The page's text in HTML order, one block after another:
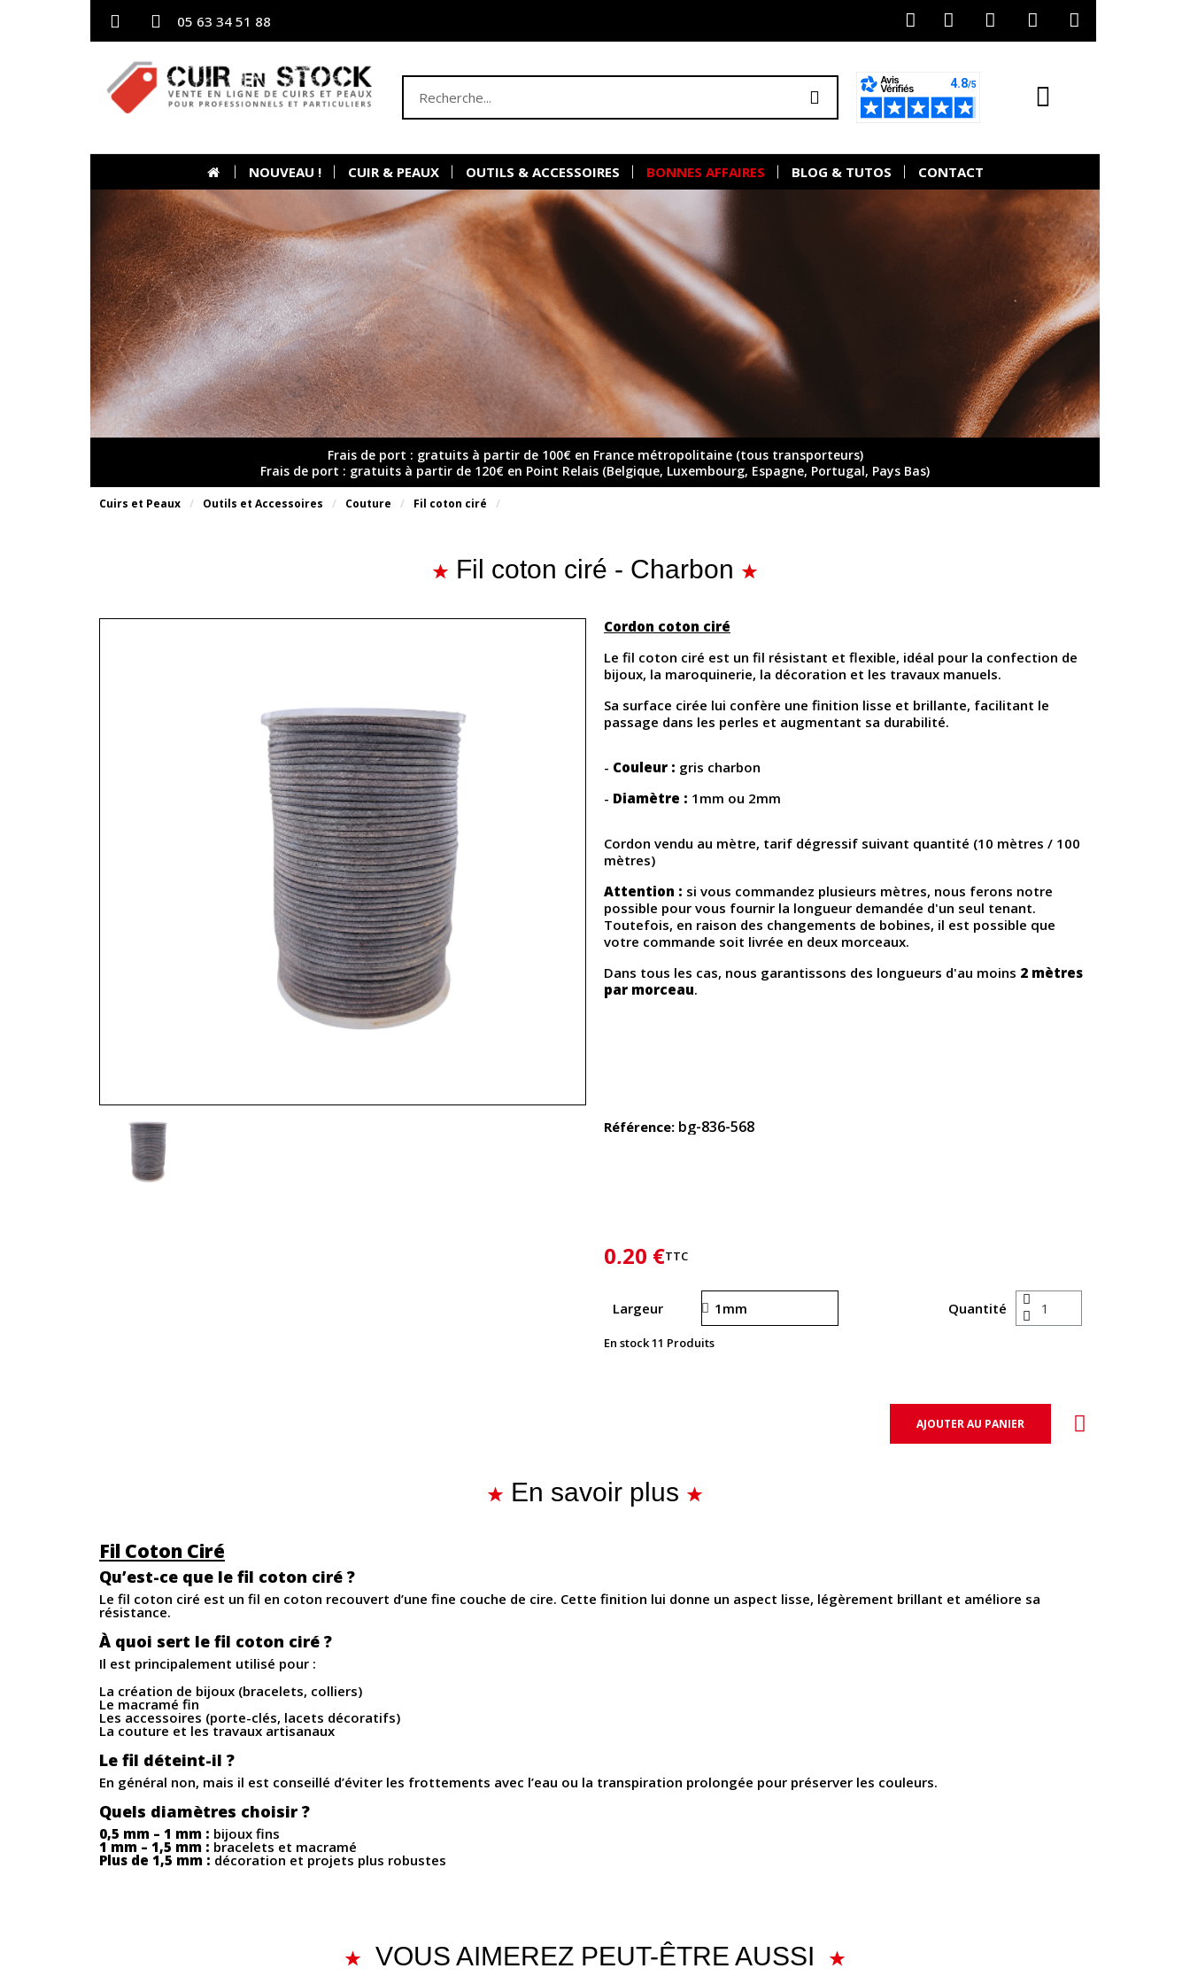
05 63 34 51 88
NOUVEAU ! CUIR & PEAUX OUTILS & ACCESSOIRES BONNES AFFAIRES BLOG & TUTOS CONTACT
Frais de port : gratuits à partir de 100€ en France métropolitaine (tous transporteurs)
Frais de port : gratuits à partir de 120€ en Point Relais (Belgique, Luxembourg, Espagne, Portugal, Pays Bas)
Cuirs et Peaux Outils et Accessoires Couture Fil coton ciré
Fil coton ciré - Charbon
Cordon coton ciré
Le fil coton ciré est un fil résistant et flexible, idéal pour la confection de
bijoux, la maroquinerie, la décoration et les travaux manuels.
Sa surface cirée lui confère une finition lisse et brillante, facilitant le
passage dans les perles et augmentant sa durabilité.
- Couleur : gris charbon
- Diamètre : 1mm ou 2mm
Cordon vendu au mètre, tarif dégressif suivant quantité (10 mètres / 100
mètres)
Attention : si vous commandez plusieurs mètres, nous ferons notre
possible pour vous fournir la longueur demandée d'un seul tenant.
Toutefois, en raison des changements de bobines, il est possible que
votre commande soit livrée en deux morceaux.
Dans tous les cas, nous garantissons des longueurs d'au moins 2 mètres
par morceau.
Référence bg-836-568
0,20 €TTC
Largeur Quantité
En stock11 Produits
AJOUTER AU PANIER
En savoir plus
Fil Coton Ciré
Qu’est-ce que le fil coton ciré ?
Le fil coton ciré est un fil en coton recouvert d’une fine couche de cire. Cette finition lui donne un aspect lisse, légèrement brillant et améliore sa
résistance.
À quoi sert le fil coton ciré ?
Il est principalement utilisé pour :
La création de bijoux (bracelets, colliers)
Le macramé fin
Les accessoires (porte-clés, lacets décoratifs)
La couture et les travaux artisanaux
Le fil déteint-il ?
En général non, mais il est conseillé d’éviter les frottements avec l’eau ou la transpiration prolongée pour préserver les couleurs.
Quels diamètres choisir ?
0,5 mm – 1 mm : bijoux fins
1 mm – 1,5 mm : bracelets et macramé
Plus de 1,5 mm : décoration et projets plus robustes
VOUS AIMEREZ PEUT-ÊTRE AUSSI